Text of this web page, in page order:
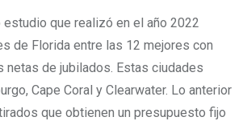
que realizó en el año 2022
de Florida entre las 12 mejores con
netas de jubilados. Estas ciudades
Cape Coral y Clearwater. Lo anterior
que obtienen un presupuesto fijo